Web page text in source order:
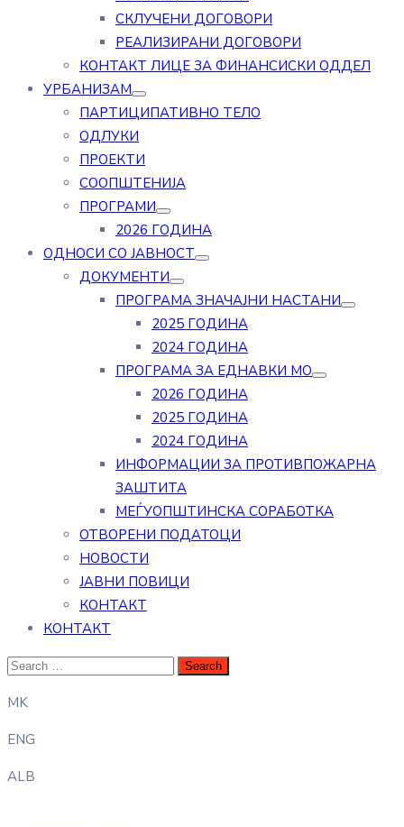
СКЛУЧЕНИ ДОГОВОРИ
РЕАЛИЗИРАНИ ДОГОВОРИ
КОНТАКТ ЛИЦЕ ЗА ФИНАНСИСКИ ОДДЕЛ
УРБАНИЗАМ
ПАРТИЦИПАТИВНО ТЕЛО
ОДЛУКИ
ПРОЕКТИ
СООПШТЕНИЈА
ПРОГРАМИ
2026 ГОДИНА
ОДНОСИ СО ЈАВНОСТ
ДОКУМЕНТИ
ПРОГРАМА ЗНАЧАЈНИ НАСТАНИ
2025 ГОДИНА
2024 ГОДИНА
ПРОГРАМА ЗА ЕДНАВКИ МО
2026 ГОДИНА
2025 ГОДИНА
2024 ГОДИНА
ИНФОРМАЦИИ ЗА ПРОТИВПОЖАРНА
ЗАШТИТА
МЕЃУОПШТИНСКА СОРАБОТКА
ОТВОРЕНИ ПОДАТОЦИ
НОВОСТИ
ЈАВНИ ПОВИЦИ
КОНТАКТ
КОНТАКТ
MK
ENG
ALB